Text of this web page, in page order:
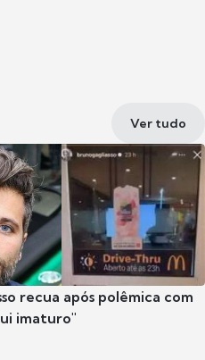
Ver tudo
recua após polêmica com
imaturo"